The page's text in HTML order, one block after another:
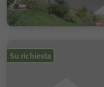
Su richiesta